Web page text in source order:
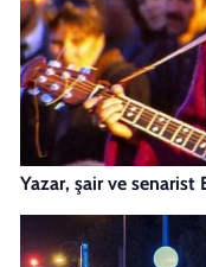
Yazar, şair ve senarist